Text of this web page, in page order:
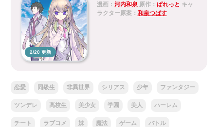
2/20 更新
漫画： 河内和泉 原作： ぱれっと キャ
ラクター原案： 和泉つばす
恋愛 同級生 非異世界 シリアス 少年 ファンタジー
ツンデレ 高校生 美少女 学園 美人 ハーレム
チート ラブコメ 妹 魔法 ゲーム バトル